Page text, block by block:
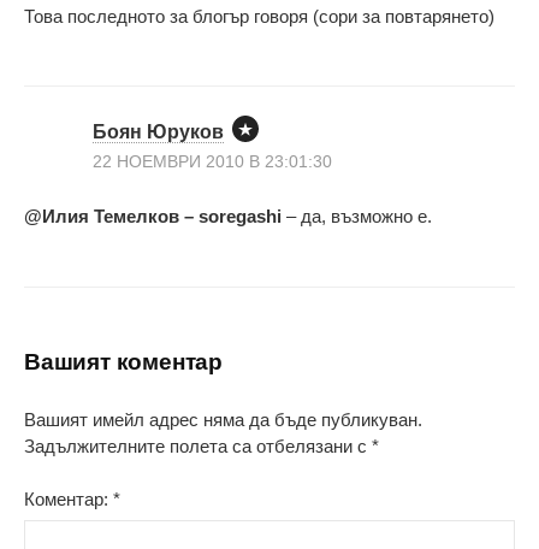
Това последното за блогър говоря (сори за повтарянето)
Боян Юруков
22 НОЕМВРИ 2010 В 23:01:30
@Илия Темелков – soregashi – да, възможно е.
Вашият коментар
Вашият имейл адрес няма да бъде публикуван.
Задължителните полета са отбелязани с *
Коментар: *